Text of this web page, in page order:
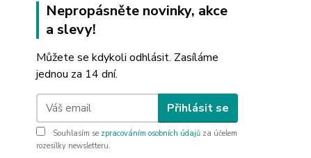
Nepropásněte novinky, akce
a slevy!
Můžete se kdykoli odhlásit. Zasíláme
jednou za 14 dní.
Přihlásit se
Souhlasím se zpracováním osobních údajů za účelem
rozesílky newsletteru.